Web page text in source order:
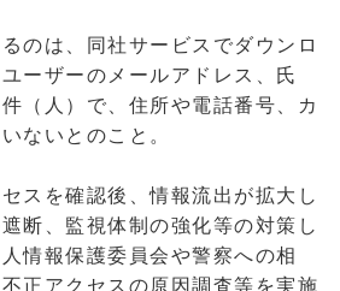
のは、同社サービスでダウンロ
ーザーのメールアドレス、氏
（人）で、住所や電話番号、カ
ないとのこと。
スを確認後、情報流出が拡大し
断、監視体制の強化等の対策し
情報保護委員会や警察への相
正アクセスの原因調査等を実施